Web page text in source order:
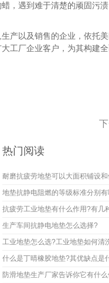
遇到难于清楚的顽固污
以及销售的企业，依托
工厂企业客户，为其构建
热门阅读
耐磨抗疲劳地垫可以大面积铺设和
地垫抗静电阻燃的等级标准分别
抗疲劳工业地垫有什么作用?有几
生产车间抗静电地垫怎么选择?
工业地垫怎么选?工业地垫如何清
什么是丁晴橡胶地垫?其优缺点是
防滑地垫生产厂家告诉你它有什